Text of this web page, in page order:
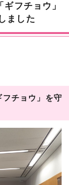
フチョウ」
ました
チョウ」を守